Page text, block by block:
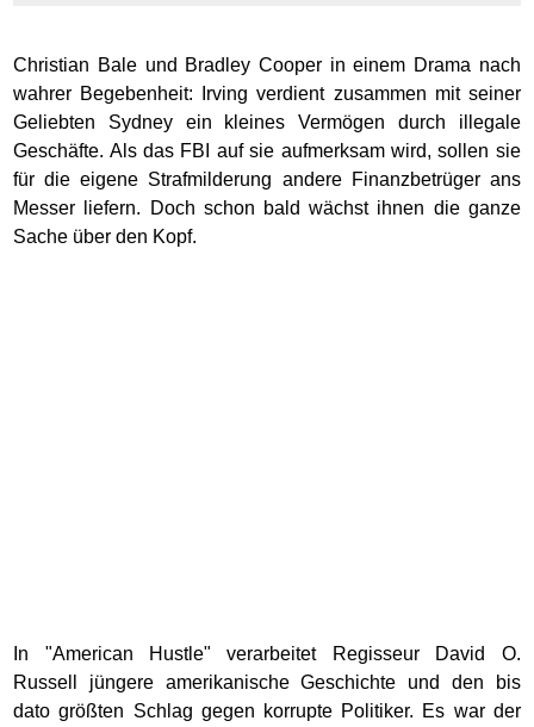
Christian Bale und Bradley Cooper in einem Drama nach
wahrer Begebenheit: Irving verdient zusammen mit seiner
Geliebten Sydney ein kleines Vermögen durch illegale
Geschäfte. Als das FBI auf sie aufmerksam wird, sollen sie
für die eigene Strafmilderung andere Finanzbetrüger ans
Messer liefern. Doch schon bald wächst ihnen die ganze
Sache über den Kopf.
In "American Hustle" verarbeitet Regisseur David O.
Russell jüngere amerikanische Geschichte und den bis
dato größten Schlag gegen korrupte Politiker. Es war der